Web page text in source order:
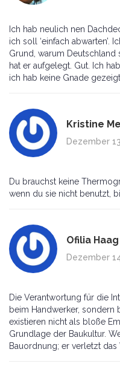
Ich hab neulich nen
ich soll ‘einfach abwarten’.
Grund, warum Deutschland
hat er aufgelegt. Gut. Ich
ich hab keine Gnade gezeigt.
Kristine
Dezember
Du brauchst keine
wenn du sie nicht benutzt,
Ofilia Haag
Dezember
Die Verantwortung für die
beim Handwerker, sondern
existieren nicht als bloße
Grundlage der Baukultur.
Bauordnung; er verletzt das